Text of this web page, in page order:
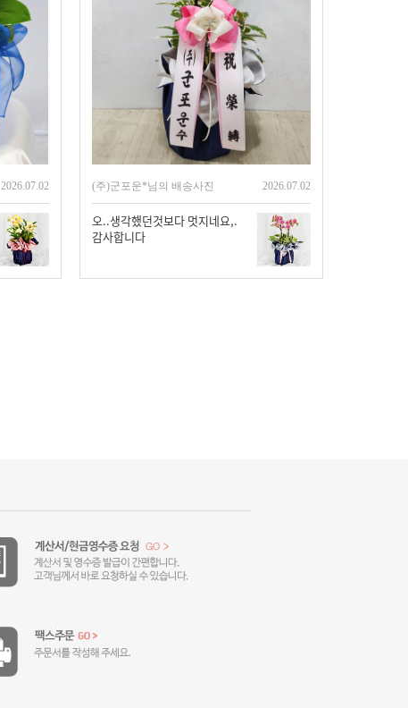
2026.07.02 (주)군포운*님의 배송사진 2026.07.02
오..생각했던것보다 멋지네요,.
감사합니다